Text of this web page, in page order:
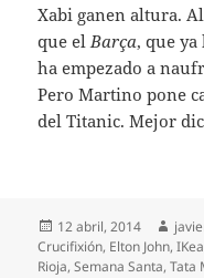
Xabi ganen altura.
que el Barça, que ya
ha empezado a
Pero Martino pone
del Titanic. Mejor
Publicado
el
12 abril, 2014
Crucifixión, Elton John,IKea
Rioja,Semana Santa,Tata